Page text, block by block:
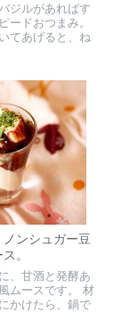
ジルがあればす
ードおつまみ。
てあげると、ね
ンシュガー豆
。
、甘酒と発酵あ
ムースです。 材
かけたら、鍋で